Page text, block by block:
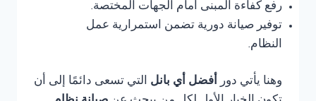
رفع كفاءة المبنى أمام الجهات المختصة.
توفير صيانة دورية تضمن استمرارية عمل
النظام.
وهنا يأتي دور أفضل أي بانل التي تسعى دائمًا إلى أن